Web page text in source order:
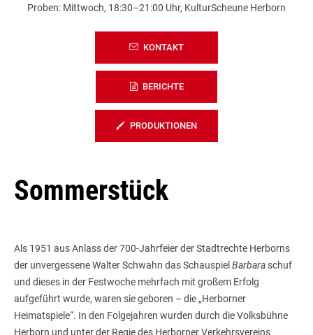
Proben: Mittwoch, 18:30–21:00 Uhr, KulturScheune Herborn
KONTAKT
BERICHTE
PRODUKTIONEN
Sommerstück
Als 1951 aus Anlass der 700-Jahrfeier der Stadtrechte Herborns
der unvergessene Walter Schwahn das Schauspiel Barbaraschuf
und dieses in der Festwoche mehrfach mit großem Erfolg
aufgeführt wurde, waren sie geboren – die „Herborner
Heimatspiele“. In den Folgejahren wurden durch die Volksbühne
Herborn und unter der Regie des Herborner Verkehrsvereins